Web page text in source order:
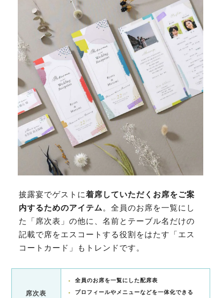
披露宴でゲストに着席していただくお席をご案
内するためのアイテム 。全員のお席を一覧にし
た「席次表」の他に、名前とテーブル名だけの
記載で席をエスコートする役割をはたす「エス
コートカード」もトレンドです。
席次表
全員のお席を一覧にした配席表
プロフィールやメニューなどを一体化できる